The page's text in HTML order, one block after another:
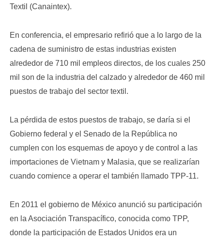
Textil (Canaintex).
En conferencia, el empresario refirió que a lo largo de la
cadena de suministro de estas industrias existen
alrededor de 710 mil empleos directos, de los cuales 250
mil son de la industria del calzado y alrededor de 460 mil
puestos de trabajo del sector textil.
La pérdida de estos puestos de trabajo, se daría si el
Gobierno federal y el Senado de la República no
cumplen con los esquemas de apoyo y de control a las
importaciones de Vietnam y Malasia, que se realizarían
cuando comience a operar el también llamado TPP-11.
En 2011 el gobierno de México anunció su participación
en la Asociación Transpacífico, conocida como TPP,
donde la participación de Estados Unidos era un